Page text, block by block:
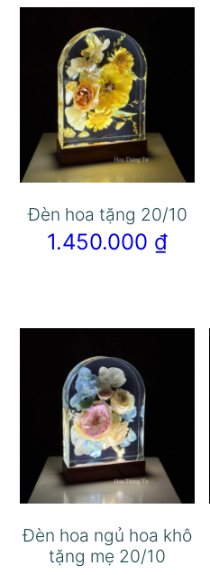
Đèn hoa tặng 20/10
1.450.000 ₫
Đèn hoa ngủ hoa khô
tặng mẹ 20/10